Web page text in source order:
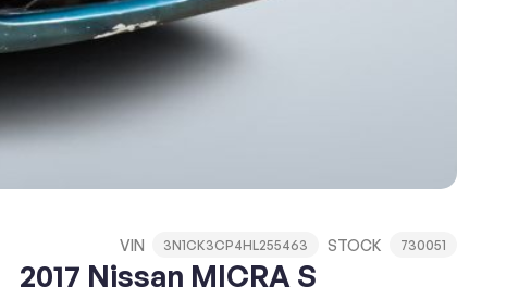
STOCK 730051
VIN 3N1CK3CP4HL255463
2017 Nissan MICRA S